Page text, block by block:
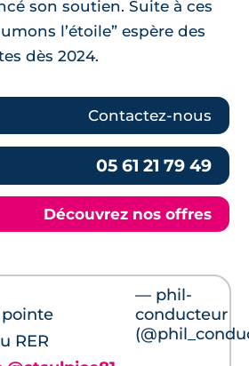
son soutien. Suite à ces
l’étoile” espère des
dès 2024.
Contactez-nous
05 61 21 79 49
Découvrez nos offres
RER
— phil-
conducteur